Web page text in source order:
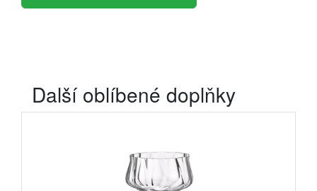
Další oblíbené doplňky